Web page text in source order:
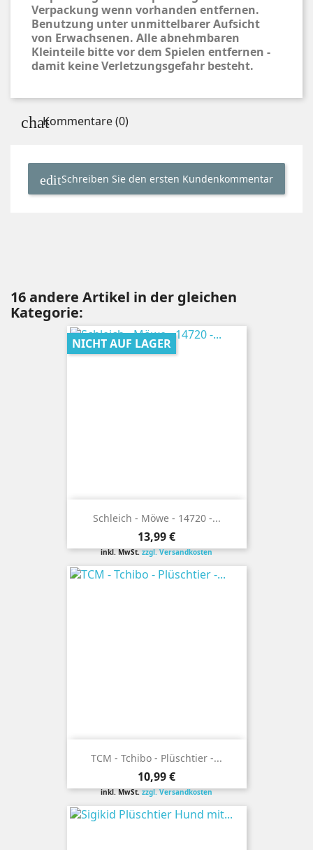
Verpackung wenn vorhanden entfernen.
Benutzung unter unmittelbarer Aufsicht
von Erwachsenen. Alle abnehmbaren
Kleinteile bitte vor dem Spielen entfernen -
damit keine Verletzungsgefahr besteht.
Kommentare (0)
Schreiben Sie den ersten Kundenkommentar
16 andere Artikel in der gleichen
Kategorie:
Schleich - Möwe - 14720 -...
Preis
13,99 €
inkl. MwSt.zzgl. Versandkosten
NICHT AUF LAGER
TCM - Tchibo - Plüschtier -...
Preis
10,99 €
inkl. MwSt.zzgl. Versandkosten